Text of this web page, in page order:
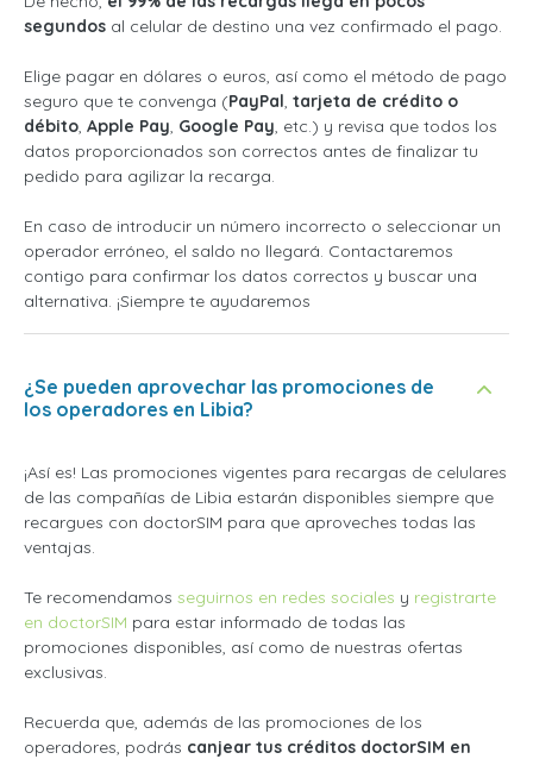
segundos al celular de destino una vez confirmado el pago.
Elige pagar en dólares o euros, así como el método de pago
seguro que te convenga (PayPal, tarjeta de crédito o
débito, Apple Pay, Google Pay, etc.) y revisa que todos los
datos proporcionados son correctos antes de finalizar tu
pedido para agilizar la recarga.
En caso de introducir un número incorrecto o seleccionar un
operador erróneo, el saldo no llegará. Contactaremos
contigo para confirmar los datos correctos y buscar una
alternativa. ¡Siempre te ayudaremos
¿Se pueden aprovechar las promociones de
los operadores en Libia?
¡Así es! Las promociones vigentes para recargas de celulares
de las compañías de Libia estarán disponibles siempre que
recargues con doctorSIM para que aproveches todas las
ventajas.
Te recomendamos seguirnos en redes sociales y registrarte
en doctorSIM para estar informado de todas las
promociones disponibles, así como de nuestras ofertas
exclusivas.
Recuerda que, además de las promociones de los
operadores, podrás canjear tus créditos doctorSIM en